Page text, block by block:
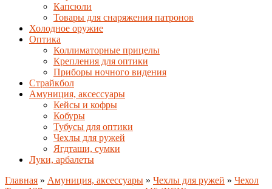
Капсюли
Товары для снаряжения патронов
Холодное оружие
Оптика
Коллиматорные прицелы
Крепления для оптики
Приборы ночного видения
Страйкбол
Амуниция, аксессуары
Кейсы и кофры
Кобуры
Тубусы для оптики
Чехлы для ружей
Ягдташи, сумки
Луки, арбалеты
Главная » Амуниция, аксессуары » Чехлы для ружей » Чехол